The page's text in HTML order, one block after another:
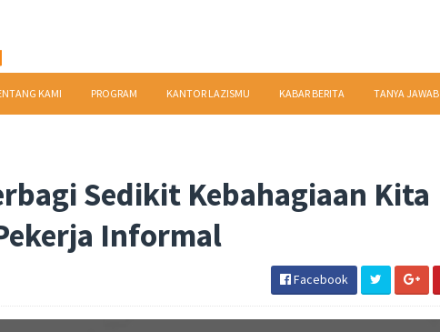
KAMI PROGRAM KANTOR LAZISMU KABAR BERITA TANYA JAWAB
Sedikit Kebahagiaan Kita
Informal
Facebook